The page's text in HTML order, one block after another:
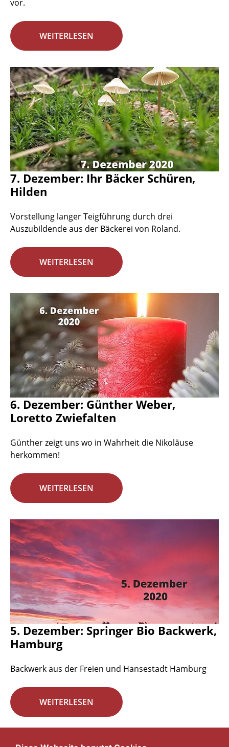
vor.
WEITERLESEN
7. Dezember: Ihr Bäcker Schüren,
Hilden
Vorstellung langer Teigführung durch drei
Auszubildende aus der Bäckerei von Roland.
WEITERLESEN
6. Dezember: Günther Weber,
Loretto Zwiefalten
Günther zeigt uns wo in Wahrheit die Nikoläuse
herkommen!
WEITERLESEN
5. Dezember: Springer Bio Backwerk,
Hamburg
Backwerk aus der Freien und Hansestadt Hamburg
WEITERLESEN